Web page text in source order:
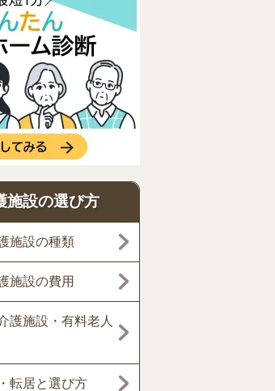
施設の選び方
施設の種類
施設の費用
護施設・有料老人
転居と選び方